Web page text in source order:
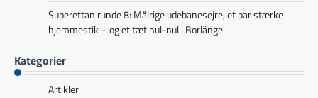
Superettan runde 8: Målrige udebanesejre, et par stærke
hjemmestik – og et tæt nul-nul i Borlänge
Kategorier
Artikler